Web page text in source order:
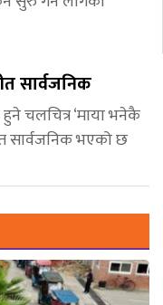
सार्वजनिक
चलचित्र ‘माया भनेकै
सार्वजनिक भएको छ